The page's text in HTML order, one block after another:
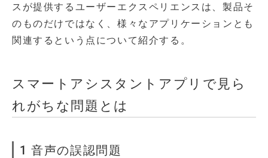
スが提供するユーザーエクスペリエンスは、製品そ
のものだけではなく、様々なアプリケーションとも
関連するという点について紹介する。
スマートアシスタントアプリで見ら
れがちな問題とは
1 音声の誤認問題